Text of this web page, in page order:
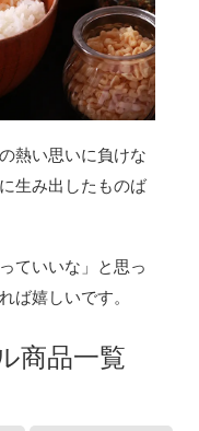
熱い思いに負けな
生み出したものば
ていいな」と思っ
ば嬉しいです。
商品一覧